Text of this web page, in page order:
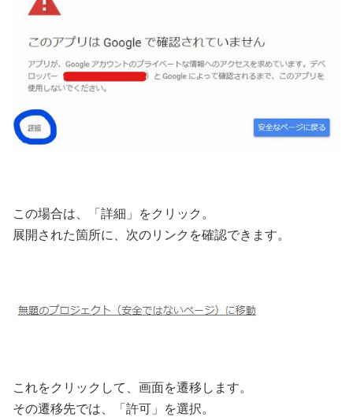
この場合は、「詳細」をクリック。
展開された箇所に、次のリンクを確認できます。
これをクリックして、画面を遷移します。
その遷移先では、「許可」を選択。